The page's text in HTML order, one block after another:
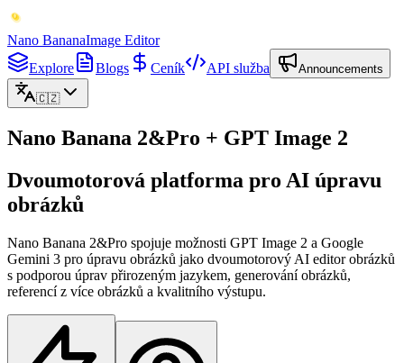
Nano BananaImage Editor
Explore
Blogs Ceník API služba Announcements
🇨🇿
Nano Banana 2&Pro + GPT Image 2
Dvoumotorová platforma pro AI úpravu
obrázků
Nano Banana 2&Pro spojuje možnosti GPT Image 2 a Google
Gemini 3 pro úpravu obrázků jako dvoumotorový AI editor obrázků
s podporou úprav přirozeným jazykem, generování obrázků,
referencí z více obrázků a kvalitního výstupu.